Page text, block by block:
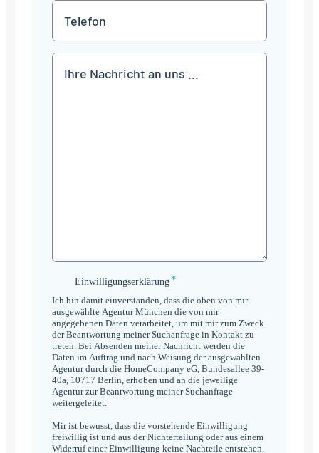
*
Einwilligungserklärung
Einwilligungserklärung*
Ich bin damit einverstanden, dass die oben von mir
ausgewählte Agentur München die von mir
angegebenen Daten verarbeitet, um mit mir zum Zweck
der Beantwortung meiner Suchanfrage in Kontakt zu
treten. Bei Absenden meiner Nachricht werden die
Daten im Auftrag und nach Weisung der ausgewählten
Agentur durch die HomeCompany eG, Bundesallee 39-
40a, 10717 Berlin, erhoben und an die jeweilige
Agentur zur Beantwortung meiner Suchanfrage
weitergeleitet.
Mir ist bewusst, dass die vorstehende Einwilligung
freiwillig ist und aus der Nichterteilung oder aus einem
Widerruf einer Einwilligung keine Nachteile entstehen.